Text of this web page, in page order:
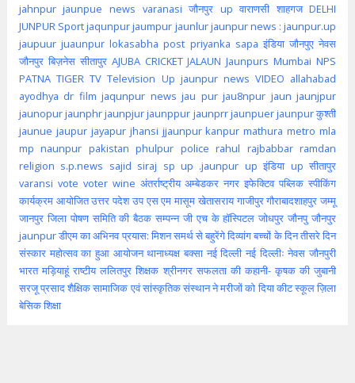
jahnpur jaunpue news varanasi जौनपुर up वाराणसी शाहगज DELHI
JUNPUR Sportjaqunpurjaumpur jaunlurjaunpur news : jaunpur.up
jaupuur juaunpur lokasabha post priyanka sapa इंडिया जौनपुए नेवस
जौनपुर बिज़नेस सीतापुर AJUBA CRICKET JALAUN Jaunpurs Mumbai NPS
PATNA TIGER TV Television Up jaunpur news VIDEO allahabad
ayodhya dr film jaqunpur news jau pur jau8npur jaun jaunjpur
jaunopurjaunphrjaunpjurjaunppur jaunprrjaunpuerjaunpur कुश्ती
jaunue jaupur jayapur jhansi jjaunpur kanpur mathura metro mla
mp naunpur pakistan phulpur police rahul rajbabbar ramdan
religion s.p.news sajid siraj sp up .jaunpur up इंडिया up सीतापुर
varansi vote voter wine अंतर्राष्ट्रीय अम्बेडकर नगर इफेक्टिव पब्लिक स्पीकिंग
कार्यक्रम आयोजित उत्तर पदेश उप एस एम मासूम खेतासराय गाजीपुर गौराबादशाहपुर जम्मू
जानपुर जिला पोषण समिति की बैठक सम्पन्न जी एच के हॉस्पिटल जोधपुर जौनपु जौनपुर
jaunpurडीएम का अभिनव प्रयास: मिशन समर्थ से बहुरेंगे दिव्यांग बच्चों के दिनतीसरे दिन
संस्कार महोत्सव का हुआ आयोजन थानाध्यक्ष बक्सा नई दिल्ली नई दिल्लीः नेवस जौनपुरी
भारत मड़ियाहूं राष्टीय ललितपुर शिक्षक श्रीनगर सफलता की कहानी- कृषक की जुबानी
सरजू प्रसाद शैक्षिकसामाजिक एवं सांस्कृतिक संस्थान ने मरीजों को दिया कीटस्कूलज़िला
बेसिक शिक्षा